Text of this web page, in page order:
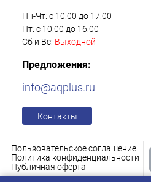
Пн-Чт: с 10:00 до 17:00
Пт: с 10:00 до 16:00
Сб и Вс: Выходной
Предложения:
info@aqplus.ru
Контакты
Пользовательское соглашение
Политика конфиденциальности
Публичная оферта